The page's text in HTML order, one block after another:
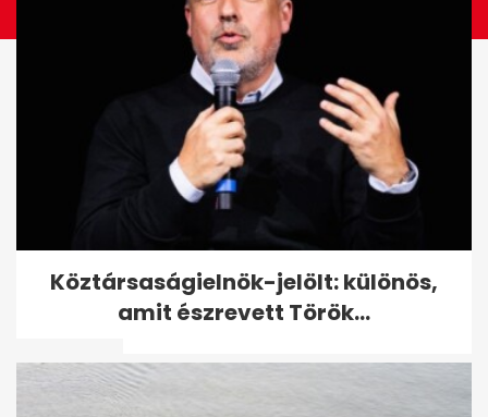
Köztársaságielnök-jelölt:
különös, amit észrevett
Török...
Köztársaságielnök-jelölt: különös,
amit észrevett Török...